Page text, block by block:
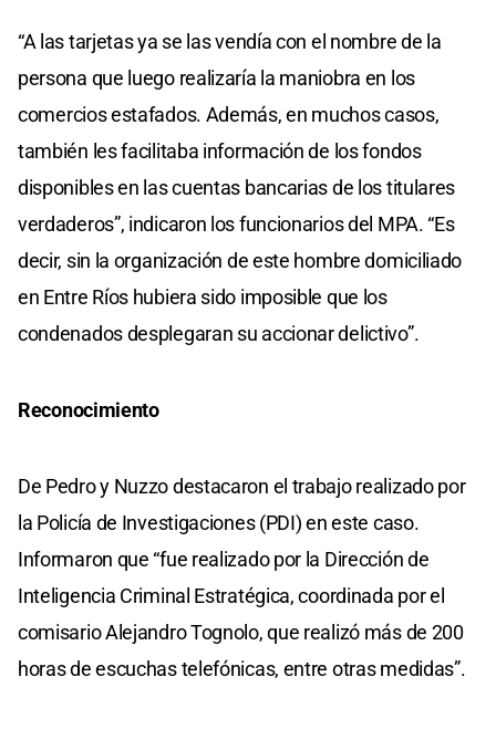
“A las tarjetas ya se las vendía con el nombre de la
persona que luego realizaría la maniobra en los
comercios estafados. Además, en muchos casos,
también les facilitaba información de los fondos
disponibles en las cuentas bancarias de los titulares
verdaderos”, indicaron los funcionarios del MPA. “Es
decir, sin la organización de este hombre domiciliado
en Entre Ríos hubiera sido imposible que los
condenados desplegaran su accionar delictivo”.
Reconocimiento
De Pedro y Nuzzo destacaron el trabajo realizado por
la Policía de Investigaciones (PDI) en este caso.
Informaron que “fue realizado por la Dirección de
Inteligencia Criminal Estratégica, coordinada por el
comisario Alejandro Tognolo, que realizó más de 200
horas de escuchas telefónicas, entre otras medidas”.